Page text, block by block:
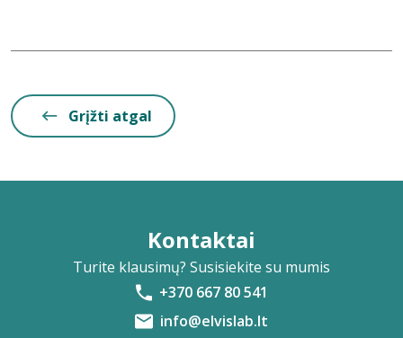
Grįžti atgal
Kontaktai
Turite klausimų? Susisiekite su mumis
+370 667 80 541
info@elvislab.lt